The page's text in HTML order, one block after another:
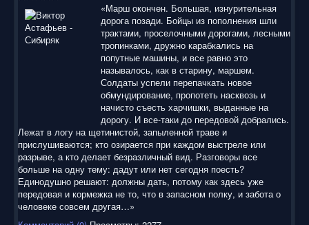
«Марш окончен. Большая, изнурительная
дорога позади. Бойцы из пополнения шли
трактами, проселочными дорогами, лесными
тропинками, дружно карабкались на
попутные машины, и все равно это
называлось, как в старину, маршем.
Солдаты успели перепачкать новое
обмундирование, пропотеть насквозь и
начисто съесть харчишки, выданные на
дорогу. И все-таки до передовой добрались.
Лежат в логу на щетинистой, запыленной траве и
прислушиваются; кто озирается при каждом выстреле или
разрыве, а кто делает безразличный вид. Разговоры все
больше на одну тему: дадут или нет сегодня поесть?
Единодушно решают: должны дать, потому как здесь уже
передовая и кормежка не то, что в запасном полку, и забота о
человеке совсем другая…»